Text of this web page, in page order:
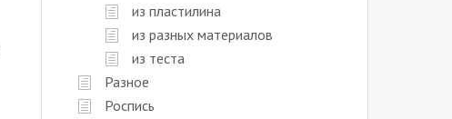
из пластилина
из разных материалов
из теста
Разное
Роспись